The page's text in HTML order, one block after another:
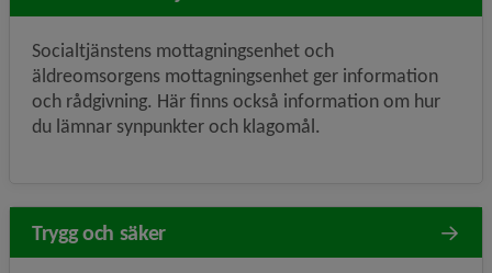
Socialtjänstens mottagningsenhet och
äldreomsorgens mottagningsenhet ger information
och rådgivning. Här finns också information om hur
du lämnar synpunkter och klagomål.
Trygg och säker